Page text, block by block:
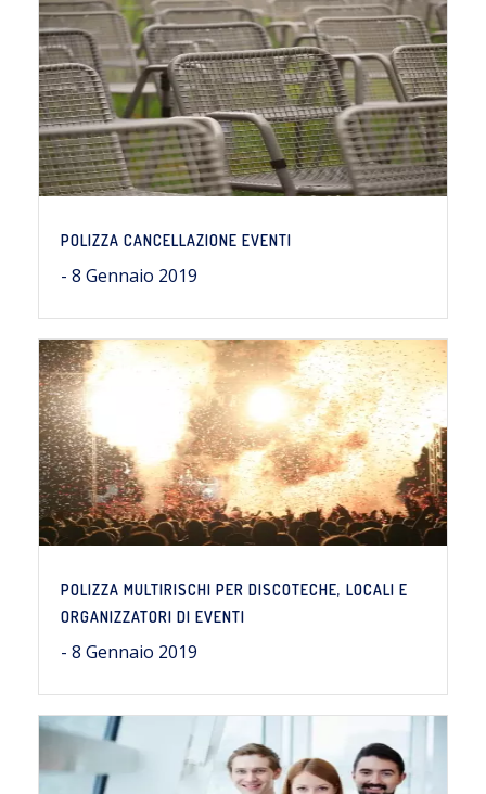
POLIZZA CANCELLAZIONE EVENTI
- 8 Gennaio 2019
POLIZZA MULTIRISCHI PER DISCOTECHE, LOCALI E
ORGANIZZATORI DI EVENTI
- 8 Gennaio 2019